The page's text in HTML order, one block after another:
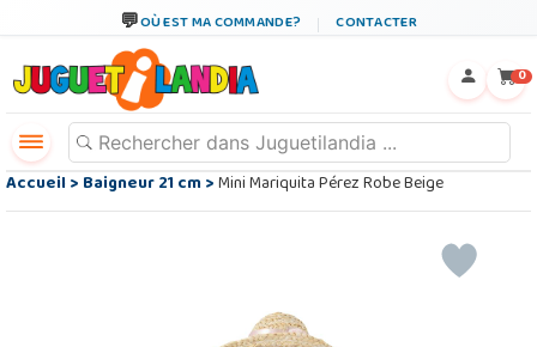
OÙ EST MA COMMANDE? CONTACTER
0
Accueil>Baigneur 21 cm>Mini Mariquita Pérez Robe Beige